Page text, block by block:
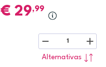
€ 29,99
1
Alternativas